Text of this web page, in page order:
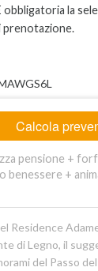
obbligatoria la
prenotazione.
Calcola
pensione +
benessere +
Residence
di Legno, il
del Passo